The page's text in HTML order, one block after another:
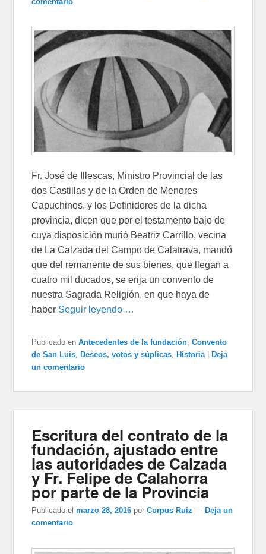
Fr. José de Illescas, Ministro Provincial de las
dos Castillas y de la Orden de Menores
Capuchinos, y los Definidores de la dicha
provincia, dicen que por el testamento bajo de
cuya disposición murió Beatriz Carrillo, vecina
de La Calzada del Campo de Calatrava, mandó
que del remanente de sus bienes, que llegan a
cuatro mil ducados, se erija un convento de
nuestra Sagrada Religión, en que haya de
haber Seguir leyendo …
Publicado en Antecedentes de la fundación,Convento
de San Luis, Deseos, votos y súplicas, Historia
Deja
un comentario
Escritura del contrato de la
fundación, ajustado entre
las autoridades de Calzada
y Fr. Felipe de Calahorra
por parte de la Provincia
Publicado el marzo 28, 2016 porCorpus Ruiz — Deja un
comentario